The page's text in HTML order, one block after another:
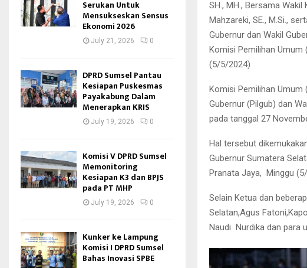
SH., MH., Bersama Wakil
Mahzareki, SE., M.Si.,
Gubernur dan Wakil
Komisi Pemilihan Umum
(5/5/2024)
Komisi Pemilihan Umum
Gubernur (Pilgub) dan
pada tanggal 27
Hal tersebut
Gubernur Sumatera
Pranata Jaya, Minggu
Selain Ketua dan
Selatan,Agus
Naudi Nurdika dan para
Serukan Untuk
Mensukseskan Sensus
Ekonomi 2026
July 21, 2026 0
DPRD Sumsel Pantau
Kesiapan Puskesmas
Payakabung Dalam
Menerapkan KRIS
July 19, 2026 0
Komisi V DPRD Sumsel
Memonitoring
Kesiapan K3 dan BPJS
pada PT MHP
July 19, 2026 0
Kunker ke Lampung
Komisi I DPRD Sumsel
Bahas Inovasi SPBE